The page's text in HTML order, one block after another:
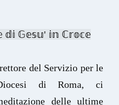
𝕕𝕚 𝔾𝕖𝕤𝕦' 𝕚𝕟 ℂ𝕣𝕠𝕔𝕖
del Servizio per le
di Roma, ci
delle ultime